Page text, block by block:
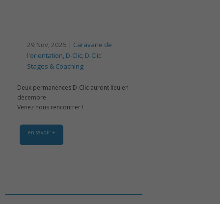
29 Nov, 2025 | Caravane de
l'orientation, D-Clic, D-Clic
Stages & Coaching
Deux permanences D-Clic auront lieu en
décembre
Venez nous rencontrer !
en savoir +